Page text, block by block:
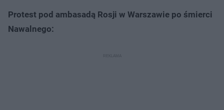
Protest pod ambasadą Rosji w Warszawie po śmierci
Nawalnego: